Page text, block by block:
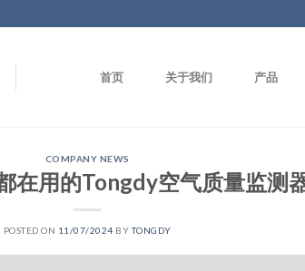
首页 关于我们 产品
COMPANY NEWS
在用的Tongdy空气质量监测
POSTED ON 11/07/2024 BYTONGDY